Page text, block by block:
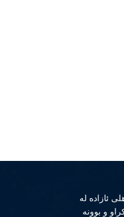
ئازادە لە
و بوونە